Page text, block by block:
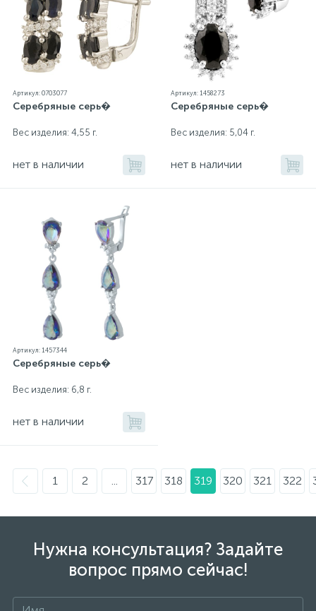
Артикул: 0703077
Серебряные серь�
Вес изделия: 4,55 г.
нет в наличии
Артикул: 1458273
Серебряные серь�
Вес изделия: 5,04 г.
нет в наличии
Артикул: 1457344
Серебряные серь�
Вес изделия: 6,8 г.
нет в наличии
1 2 ... 317 318 319 320 321 322
Нужна консультация? Задайте
вопрос прямо сейчас!